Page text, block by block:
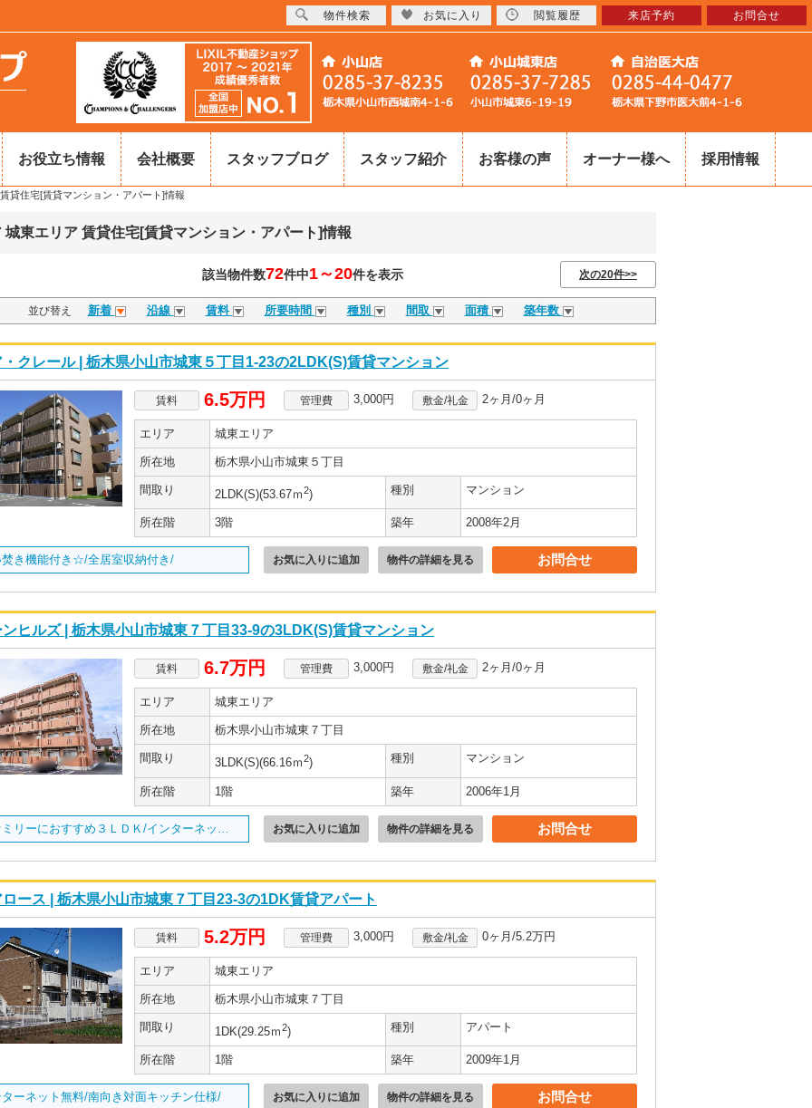
お役立ち情報 会社概要 スタッフブログ スタッフ紹介 お客様の声 オーナー様へ 採用情報
賃貸住宅[賃貸マンション・アパート]情報
城東エリア 賃貸住宅[賃貸マンション・アパート]情報
該当物件数72件中1～20件を表示 次の20件>>
並び替え 新着 沿線 賃料 所要時間 種別 間取 面積 築年数
クレール | 栃木県小山市城東５丁目1-23の2LDK(S)賃貸マンション
賃料 6.5万円 管理費 3,000円 敷金/礼金 2ヶ月/0ヶ月
エリア 城東エリア
所在地 栃木県小山市城東５丁目
間取り 2LDK(S)(53.67ｍ2) 種別 マンション
所在階 3階 築年 2008年2月
焚き機能付き☆/全居室収納付き/ お問合せ
物件の詳細を見る
お気に入りに追加
ヒルズ | 栃木県小山市城東７丁目33-9の3LDK(S)賃貸マンション
賃料 6.7万円 管理費 3,000円 敷金/礼金 2ヶ月/0ヶ月
エリア 城東エリア
所在地 栃木県小山市城東７丁目
間取り 3LDK(S)(66.16ｍ2) 種別 マンション
所在階 1階 築年 2006年1月
お問合せ
物件の詳細を見る
お気に入りに追加
ース | 栃木県小山市城東７丁目23-3の1DK賃貸アパート
賃料 5.2万円 管理費 3,000円 敷金/礼金 0ヶ月/5.2万円
エリア 城東エリア
所在地 栃木県小山市城東７丁目
間取り 1DK(29.25ｍ2) 種別 アパート
所在階 1階 築年 2009年1月
ーネット無料/南向き対面キッチン仕様/ お問合せ
物件の詳細を見る
お気に入りに追加
物件検索 お気に入り 閲覧履歴 来店予約 お問合せ